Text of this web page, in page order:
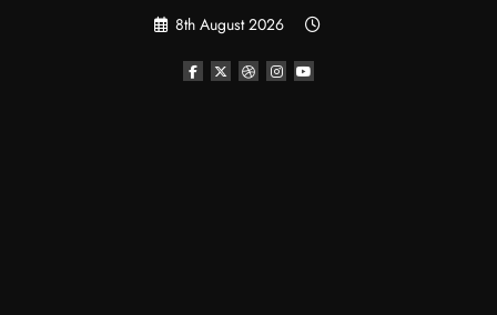
8th August 2026